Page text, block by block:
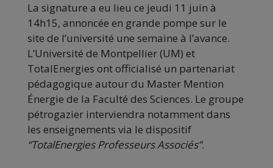
La signature a eu lieu ce jeudi 11 juin à
14h15, annoncée en grande pompe sur le
site de l’université une semaine à l’avance.
L’Université de Montpellier (UM) et
TotalEnergies ont officialisé un partenariat
pédagogique autour du Master Mention
Énergie de la Faculté des Sciences. Le groupe
pétrogazier interviendra notamment dans
les enseignements via le dispositif
“TotalEnergies Professeurs Associés”.